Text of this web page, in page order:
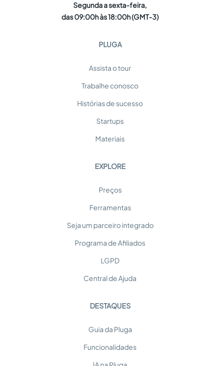
Segunda a sexta-feira,
das 09:00h às 18:00h (GMT-3)
PLUGA
Assista o tour
Trabalhe conosco
Histórias de sucesso
Startups
Materiais
EXPLORE
Preços
Ferramentas
Seja um parceiro integrado
Programa de Afiliados
LGPD
Central de Ajuda
DESTAQUES
Guia da Pluga
Funcionalidades